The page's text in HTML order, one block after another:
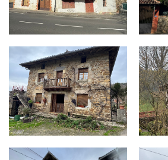
UNTZABETXI 6.jpg
UGALDE - MENDIGUREN, 6.jpg